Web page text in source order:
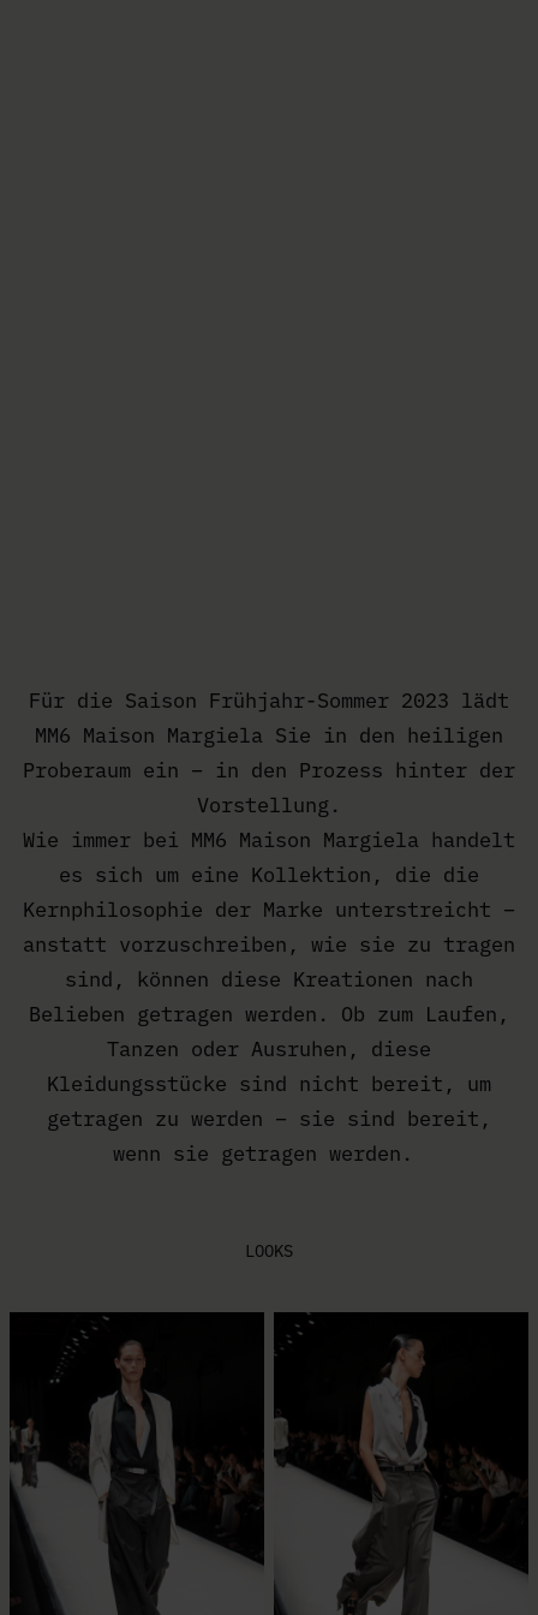
Für die Saison Frühjahr-Sommer 2023 lädt
MM6 Maison Margiela Sie in den heiligen
Proberaum ein – in den Prozess hinter der
Vorstellung.
Wie immer bei MM6 Maison Margiela handelt
es sich um eine Kollektion, die die
Kernphilosophie der Marke unterstreicht –
anstatt vorzuschreiben, wie sie zu tragen
sind, können diese Kreationen nach
Belieben getragen werden. Ob zum Laufen,
Tanzen oder Ausruhen, diese
Kleidungsstücke sind nicht bereit, um
getragen zu werden – sie sind bereit,
wenn sie getragen werden.
LOOKS